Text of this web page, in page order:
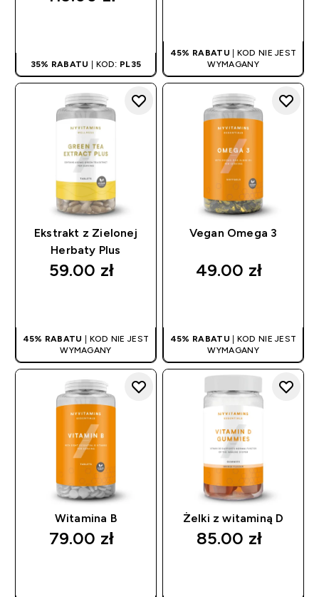
35% RABATU | KOD: PL35
45% RABATU | KOD NIE JEST
WYMAGANY
Ekstrakt z Zielonej
Herbaty Plus
59.00 zł‎
45% RABATU | KOD NIE JEST
WYMAGANY
Vegan Omega 3
49.00 zł‎
45% RABATU | KOD NIE JEST
WYMAGANY
Witamina B
79.00 zł‎
Żelki z witaminą D
85.00 zł‎